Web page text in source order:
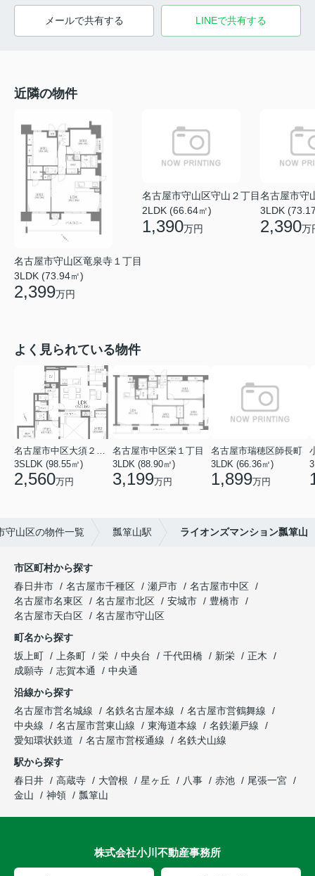
メールで共有する LINEで共有する
近隣の物件
名古屋市守山区竜泉寺１丁目
3LDK (73.94㎡)
2,399万円
名古屋市守山区守山２丁目
2LDK (66.64㎡)
1,390万円
名古屋市守
3LDK
2,390万
よく見られている物件
3SLDK (98.55㎡)
2,560万円
名古屋市中区栄１丁目
3LDK (88.90㎡)
3,199万円
名古屋市瑞穂区師長町
3LDK (66.36㎡)
1,899万円
守山区の物件一覧 瓢箪山駅 ライオンズマンション瓢箪山
市区町村から探す
春日井市
名古屋市千種区 瀬戸市
名古屋市中区
名古屋市名東区
名古屋市北区 安城市
豊橋市
名古屋市天白区
名古屋市守山区
町名から探す
坂上町
上条町 栄 中央台 千代田橋 新栄
正木
成願寺
志賀本通
中央通
沿線から探す
名古屋市営名城線
名鉄名古屋本線
名古屋市営鶴舞線
中央線
名古屋市営東山線 東海道本線
名鉄瀬戸線
愛知環状鉄道
名古屋市営桜通線
名鉄犬山線
駅から探す
春日井
高蔵寺 大曽根 星ヶ丘 八事 赤池
尾張一宮
金山
神領 瓢箪山
株式会社小川不動産事務所